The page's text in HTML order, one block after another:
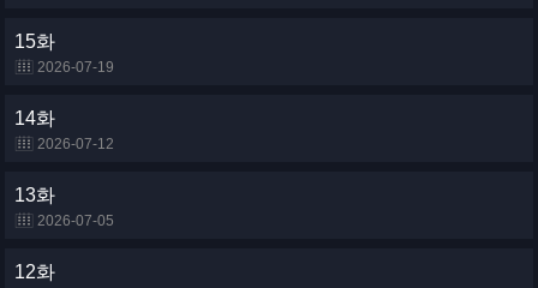
15화
2026-07-19
14화
2026-07-12
13화
2026-07-05
12화